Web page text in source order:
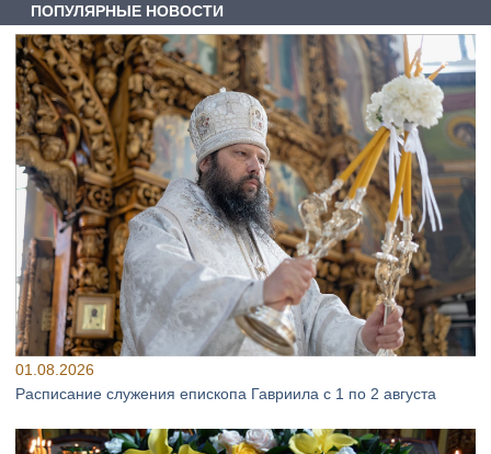
ПОПУЛЯРНЫЕ НОВОСТИ
01.08.2026
Расписание служения епископа Гавриила с 1 по 2 августа